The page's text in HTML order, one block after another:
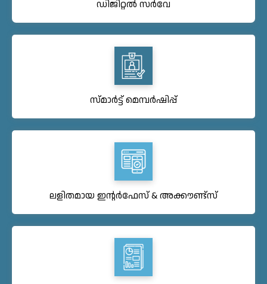
ഡിജിറ്റൽ സർവേ
സ്മാർട്ട് മെമ്പർഷിപ്പ്
ലളിതമായ ഇന്റർഫേസ് & അക്കൗണ്ട്സ്